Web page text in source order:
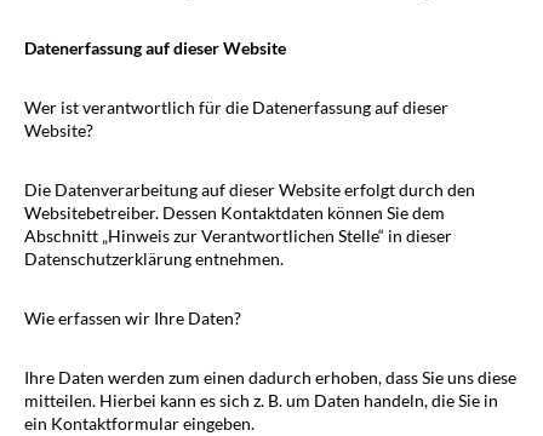
Datenerfassung auf dieser Website
Wer ist verantwortlich für die Datenerfassung auf dieser
Website?
Die Datenverarbeitung auf dieser Website erfolgt durch den
Websitebetreiber. Dessen Kontaktdaten können Sie dem
Abschnitt „Hinweis zur Verantwortlichen Stelle“ in dieser
Datenschutzerklärung entnehmen.
Wie erfassen wir Ihre Daten?
Ihre Daten werden zum einen dadurch erhoben, dass Sie uns diese
mitteilen. Hierbei kann es sich z. B. um Daten handeln, die Sie in
ein Kontaktformular eingeben.